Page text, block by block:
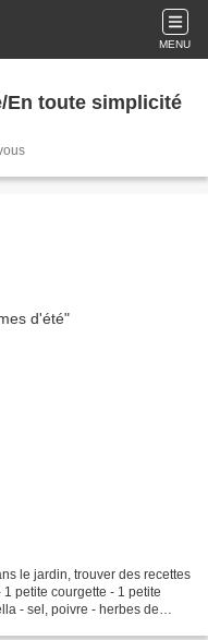
MENU
En toute simplicité
le jardin, trouver des recettes
petite courgette - 1 petite
- sel, poivre - herbes de